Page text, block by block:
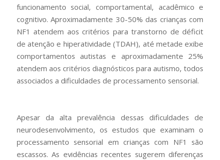
funcionamento social, comportamental, acadêmico e
cognitivo. Aproximadamente 30-50% das crianças com
NF1 atendem aos critérios para transtorno de déficit
de atenção e hiperatividade (TDAH), até metade exibe
comportamentos autistas e aproximadamente 25%
atendem aos critérios diagnósticos para autismo, todos
associados a dificuldades de processamento sensorial.
Apesar da alta prevalência dessas dificuldades de
neurodesenvolvimento, os estudos que examinam o
processamento sensorial em crianças com NF1 são
escassos. As evidências recentes sugerem diferenças